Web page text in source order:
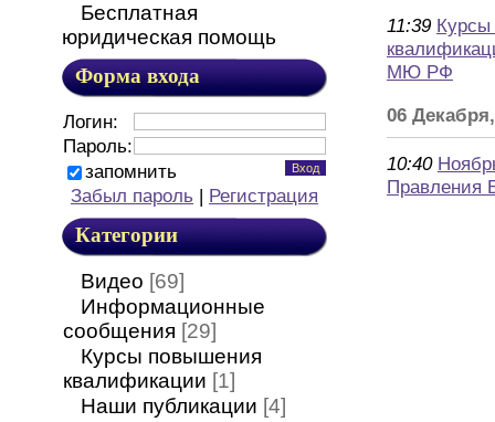
Бесплатная
юридическая помощь
Форма входа
Логин:
Пароль:
запомнить
Забыл пароль | Регистрация
Категории
Видео [69]
Информационные
сообщения [29]
Курсы повышения
квалификации [1]
Наши публикации [4]
11:39
МЮ РФ
06
10:40
Правления